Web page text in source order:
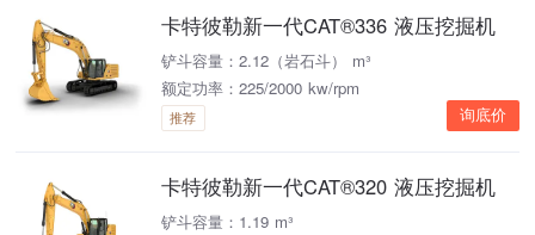
卡特彼勒新一代CAT®336 液压挖掘机
铲斗容量：2.12（岩石斗） m³
额定功率：225/2000 kw/rpm
推荐 询底价
卡特彼勒新一代CAT®320 液压挖掘机
铲斗容量：1.19 m³